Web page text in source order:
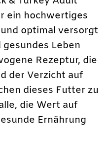
ein hochwertiges
optimal versorgt
Leben
Rezeptur, die
der Verzicht auf
dieses Futter zu
die Wert auf
Ernährung